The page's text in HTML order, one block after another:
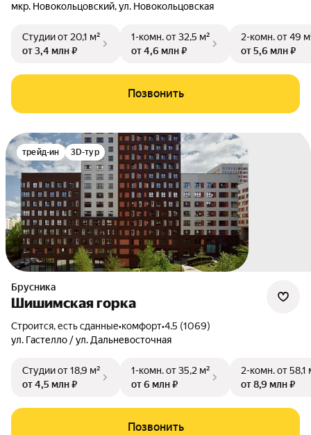
мкр. Новокольцовский,ул. Новокольцовская
Студииот 20,1 м²
от 3,4 млн ₽
1-комн.от 32,5 м²
от 4,6 млн ₽
2-комн.от 49
от 5,6 млн ₽
Позвонить
трейд-ин 3D-тур
Брусника
Шишимская горка
Строится, есть сданные•комфорт•4.5 (1069)
ул. Гастелло / ул. Дальневосточная
Студииот 18,9 м²
от 4,5 млн ₽
1-комн.от 35,2 м²
от 6 млн ₽
2-комн.от 58,1
от 8,9 млн ₽
Позвонить